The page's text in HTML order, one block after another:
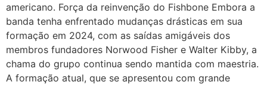
americano. Força da reinvenção do Fishbone Embora a
banda tenha enfrentado mudanças drásticas em sua
formação em 2024, com as saídas amigáveis dos
membros fundadores Norwood Fisher e Walter Kibby, a
chama do grupo continua sendo mantida com maestria.
A formação atual, que se apresentou com grande